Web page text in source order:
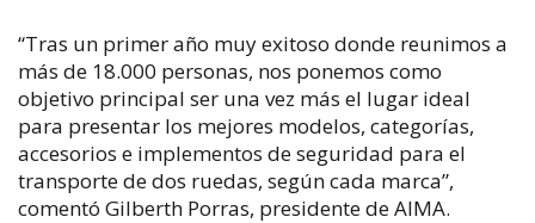
“Tras un primer año muy exitoso donde reunimos a
más de 18.000 personas, nos ponemos como
objetivo principal ser una vez más el lugar ideal
para presentar los mejores modelos, categorías,
accesorios e implementos de seguridad para el
transporte de dos ruedas, según cada marca”,
comentó Gilberth Porras, presidente de AIMA.